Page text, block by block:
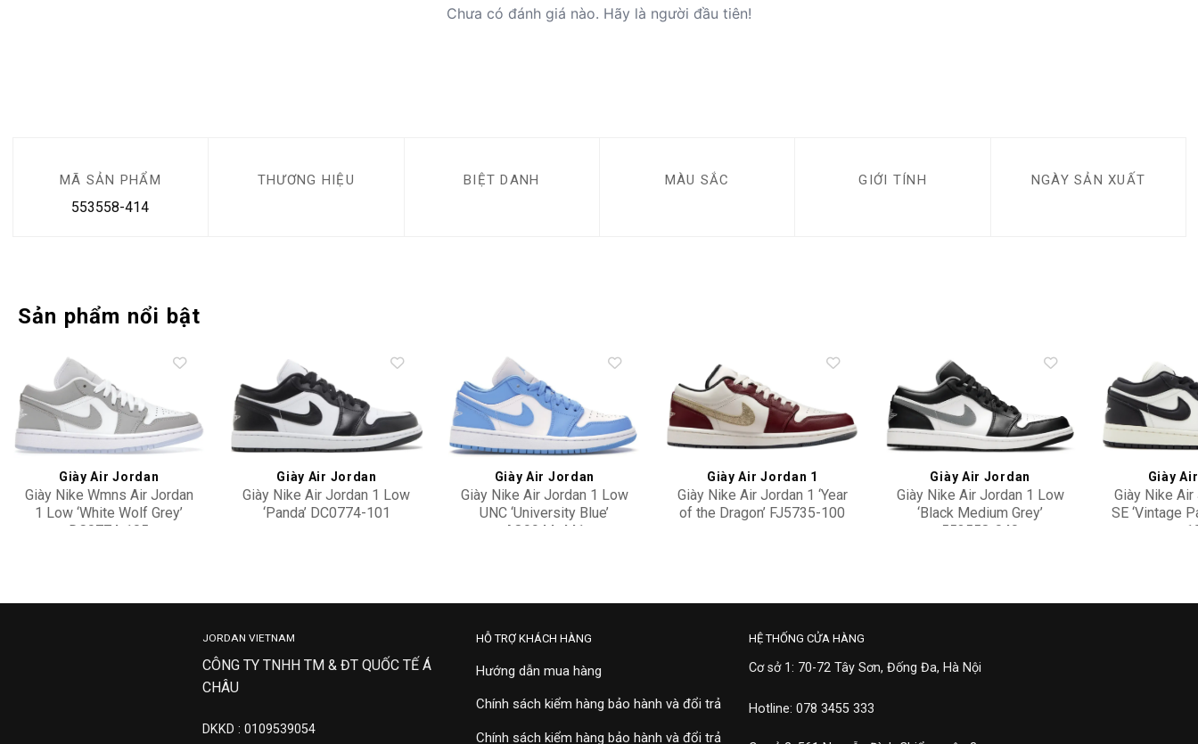
Chưa có đánh giá nào. Hãy là người đầu tiên!
MÃ SẢN PHẨM
553558-414
THƯƠNG HIỆU BIỆT DANH MÀU SẮC GIỚI TÍNH NGÀY SẢN XUẤT
Sản phẩm nổi bật
Add to
wishlist
Giày Air Jordan
Giày Nike Wmns Air Jordan
1 Low ‘White Wolf Grey’
DC0774-105
Add to
wishlist
Giày Air Jordan
Giày Nike Air Jordan 1 Low
‘Panda’ DC0774-101
Add to
wishlist
Giày Air Jordan
Giày Nike Air Jordan 1 Low
UNC ‘University Blue’
AO9944-441
Add to
wishlist
Giày Air Jordan 1
Giày Nike Air Jordan 1 ‘Year
of the Dragon’ FJ5735-100
Add to
wishlist
Giày Air Jordan
Giày Nike Air Jordan 1 Low
‘Black Medium Grey’
553558-040
Giày
Giày Nike
SE ‘Vintage
JORDAN VIETNAM
CÔNG TY TNHH TM & ĐT QUỐC TẾ Á
CHÂU
DKKD : 0109539054
HỖ TRỢ KHÁCH HÀNG
Hướng dẫn mua hàng
Chính sách kiểm hàng bảo hành và đổi trả
Chính sách kiểm hàng bảo hành và đổi trả
HỆ THỐNG CỬA HÀNG
Cơ sở 1: 70-72 Tây Sơn, Đống Đa, Hà Nội
Hotline: 078 3455 333